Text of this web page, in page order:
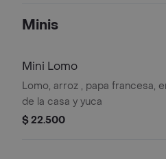
Minis
Mini Lomo
Lomo, arroz , papa francesa,
de la casa y yuca
$ 22.500